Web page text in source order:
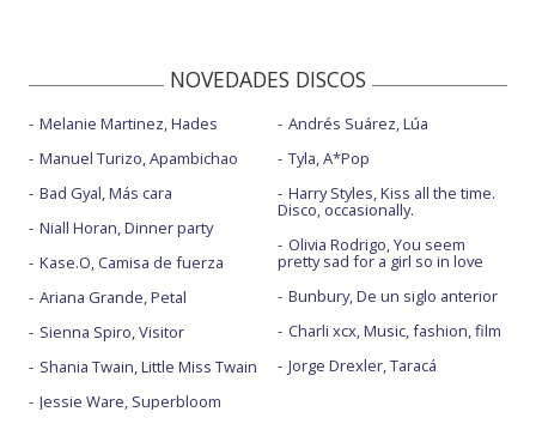
NOVEDADES DISCOS
Melanie Martinez, Hades
Manuel Turizo, Apambichao
Bad Gyal, Más cara
Niall Horan, Dinner party
Kase.O, Camisa de fuerza
Ariana Grande, Petal
Sienna Spiro, Visitor
Shania Twain, Little Miss Twain
Jessie Ware, Superbloom
Andrés Suárez, Lúa
Tyla, A*Pop
Harry Styles, Kiss all the time.
Disco, occasionally.
Olivia Rodrigo, You seem
pretty sad for a girl so in love
Bunbury, De un siglo anterior
Charli xcx, Music, fashion, film
Jorge Drexler, Taracá